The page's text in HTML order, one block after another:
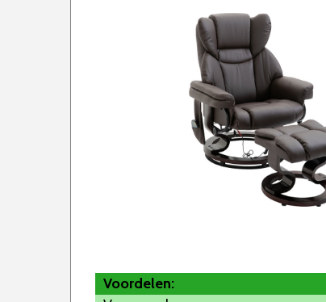
Voordelen: